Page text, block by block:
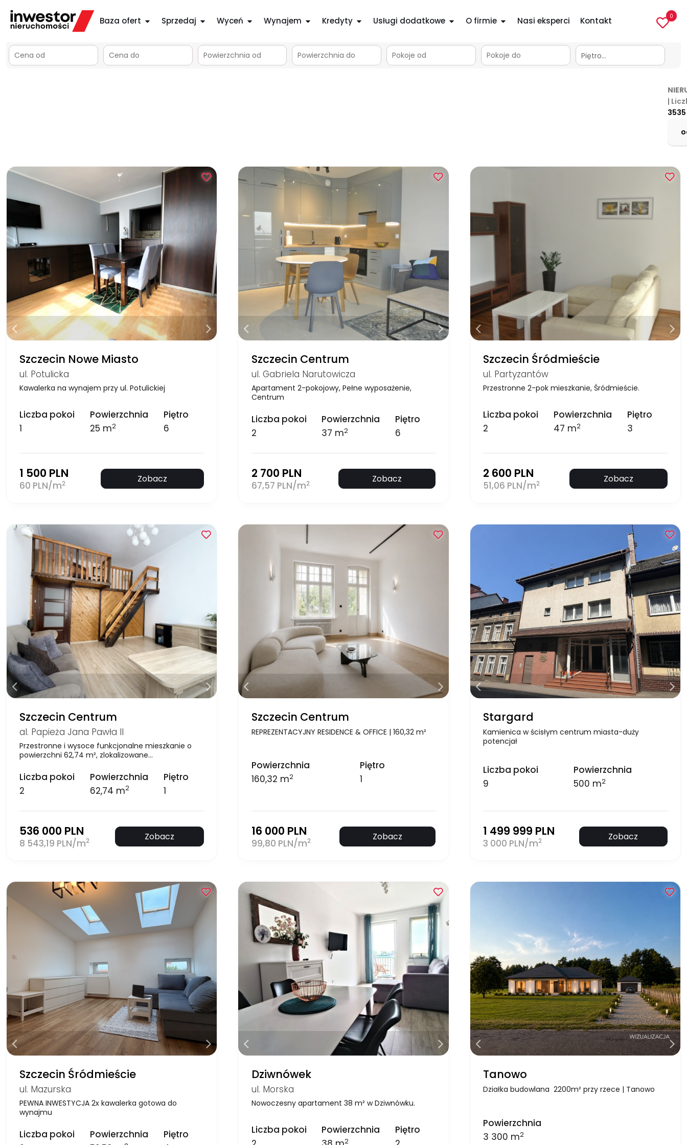
Baza ofert Sprzedaj Wyceń Wynajem Kredyty Usługi dodatkowe O firmie Nasi eksperci Kontakt 0
mapa
Piętro…
|
3535
Szczecin Nowe Miasto
ul. Potulicka
Kawalerka na wynajem przy ul. Potulickiej
Liczba pokoi
1
Powierzchnia
25 m2
Piętro
6
1 500 PLN
60 PLN/m2 Zobacz
Szczecin Centrum
ul. Gabriela Narutowicza
Apartament 2-pokojowy, Pełne wyposażenie,
Centrum
Liczba pokoi
2
Powierzchnia
37 m2
Piętro
6
2 700 PLN
67,57 PLN/m2 Zobacz
Szczecin Śródmieście
ul. Partyzantów
Przestronne 2-pok mieszkanie, Śródmieście.
Liczba pokoi
2
Powierzchnia
47 m2
Piętro
3
2 600 PLN
51,06 PLN/m2 Zobacz
Szczecin Centrum
al. Papieża Jana Pawła II
Przestronne i wysoce funkcjonalne mieszkanie o
powierzchni 62,74 m², zlokalizowane…
Liczba pokoi
2
Powierzchnia
62,74 m2
Piętro
1
536 000 PLN
8 543,19 PLN/m2 Zobacz
Szczecin Centrum
REPREZENTACYJNY RESIDENCE & OFFICE | 160,32 m²
Powierzchnia
160,32 m2
Piętro
1
16 000 PLN
99,80 PLN/m2 Zobacz
Stargard
Kamienica w ścisłym centrum miasta-duży
potencjał
Liczba pokoi
9
Powierzchnia
500 m2
1 499 999 PLN
3 000 PLN/m2 Zobacz
Szczecin Śródmieście
ul. Mazurska
PEWNA INWESTYCJA 2x kawalerka gotowa do
wynajmu
Liczba pokoi
Powierzchnia
Piętro
Dziwnówek
ul. Morska
Nowoczesny apartament 38 m² w Dziwnówku.
Liczba pokoi
Powierzchnia
2
Piętro
Tanowo
Działka budowlana 2200m² przy rzece | Tanowo
Powierzchnia
3 300 m2